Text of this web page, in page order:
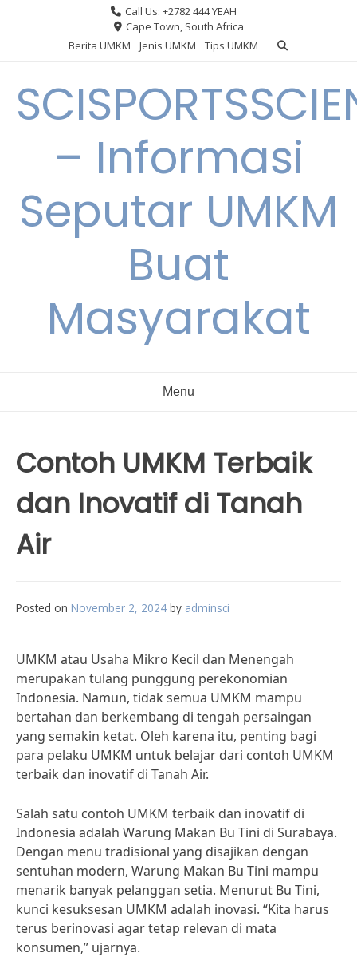
Call Us: +2782 444 YEAH
Cape Town, South Africa
Berita UMKM
Jenis UMKM Tips UMKM
– Informasi
Seputar UMKM
Buat
Masyarakat
Menu
Contoh UMKM Terbaik
dan Inovatif di Tanah
Air
Posted on November 2, 2024 by adminsci
UMKM atau Usaha Mikro Kecil dan Menengah
merupakan tulang punggung perekonomian
Indonesia. Namun, tidak semua UMKM mampu
bertahan dan berkembang di tengah persaingan
yang semakin ketat. Oleh karena itu, penting bagi
para pelaku UMKM untuk belajar dari contoh UMKM
terbaik dan inovatif di Tanah Air.
Salah satu contoh UMKM terbaik dan inovatif di
Indonesia adalah Warung Makan Bu Tini di Surabaya.
Dengan menu tradisional yang disajikan dengan
sentuhan modern, Warung Makan Bu Tini mampu
menarik banyak pelanggan setia. Menurut Bu Tini,
kunci kesuksesan UMKM adalah inovasi. “Kita harus
terus berinovasi agar tetap relevan di mata
konsumen,” ujarnya.